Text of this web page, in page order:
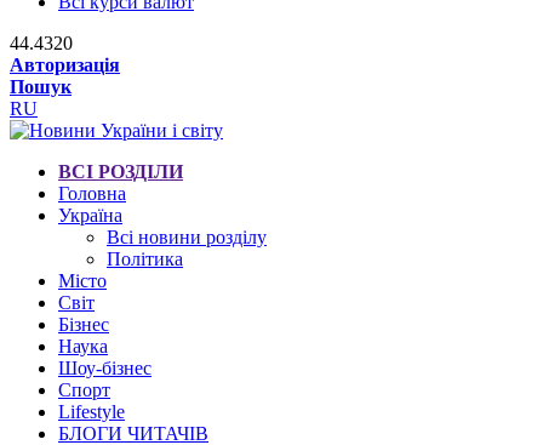
44.4320
Авторизація
Пошук
RU
ВСІ РОЗДІЛИ
Головна
Україна
Всі новини розділу
Політика
Місто
Світ
Бізнес
Наука
Шоу-бізнес
Спорт
Lifestyle
БЛОГИ ЧИТАЧІВ